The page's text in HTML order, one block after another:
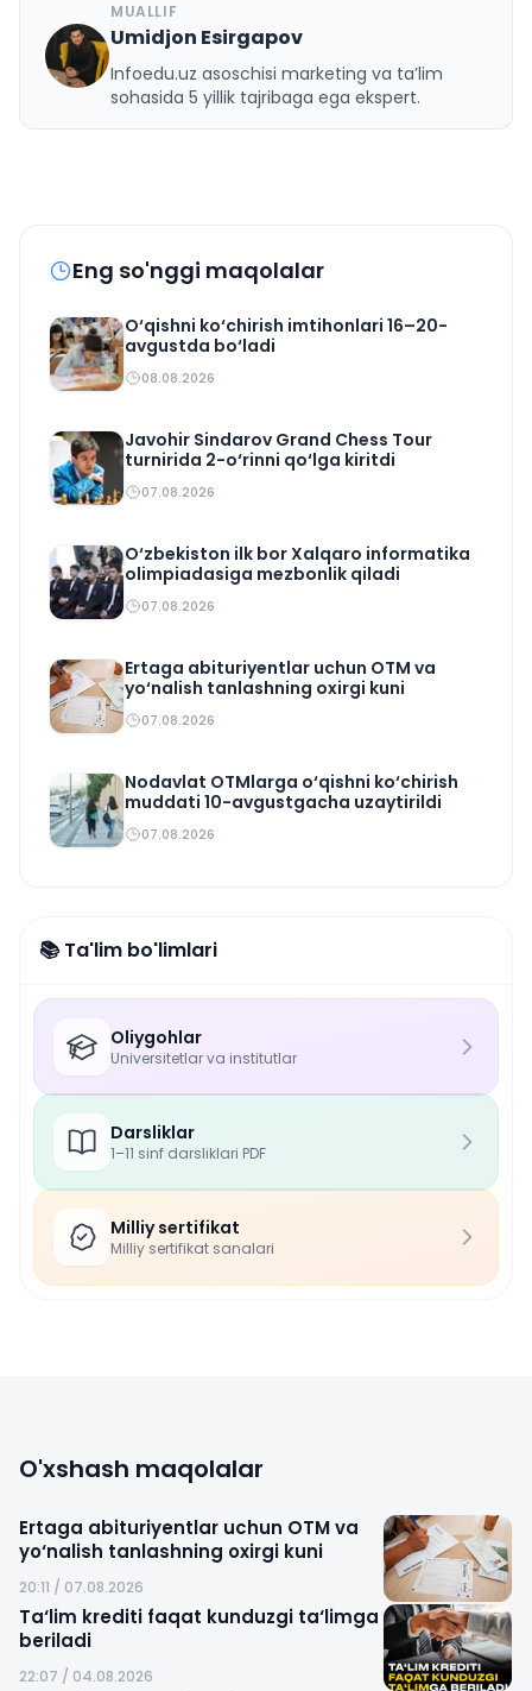
U
MUALLIF
Umidjon Esirgapov
Infoedu.uz asoschisi marketing va ta’lim
sohasida 5 yillik tajribaga ega ekspert.
Eng so'nggi maqolalar
O‘qishni ko‘chirish imtihonlari 16–20-
avgustda bo‘ladi
08.08.2026
Javohir Sindarov Grand Chess Tour
turnirida 2-o‘rinni qo‘lga kiritdi
07.08.2026
O‘zbekiston ilk bor Xalqaro informatika
olimpiadasiga mezbonlik qiladi
07.08.2026
Ertaga abituriyentlar uchun OTM va
yo‘nalish tanlashning oxirgi kuni
07.08.2026
Nodavlat OTMlarga o‘qishni ko‘chirish
muddati 10-avgustgacha uzaytirildi
07.08.2026
📚 Ta'lim bo'limlari
Oliygohlar
Universitetlar va institutlar
Darsliklar
1–11 sinf darsliklari PDF
Milliy sertifikat
Milliy sertifikat sanalari
O'xshash maqolalar
Ertaga abituriyentlar uchun OTM va
yo‘nalish tanlashning oxirgi kuni
20:11 / 07.08.2026
Ta‘lim krediti faqat kunduzgi ta‘limga
beriladi
22:07 / 04.08.2026